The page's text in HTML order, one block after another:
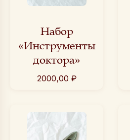
Набор
«Инструменты
доктора»
2000,00 ₽